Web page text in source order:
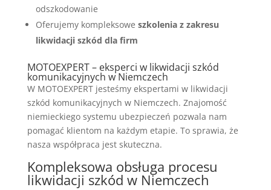
odszkodowanie
Oferujemy kompleksowe szkolenia z zakresu
likwidacji szkód dla firm
MOTOEXPERT – eksperci w likwidacji szkód
komunikacyjnych w Niemczech
W MOTOEXPERT jesteśmy ekspertami w likwidacji
szkód komunikacyjnych w Niemczech. Znajomość
niemieckiego systemu ubezpieczeń pozwala nam
pomagać klientom na każdym etapie. To sprawia, że
nasza współpraca jest skuteczna.
Kompleksowa obsługa procesu
likwidacji szkód w Niemczech